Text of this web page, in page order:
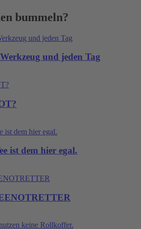
bummeln?
und jeden Tag
ist dem hier egal.